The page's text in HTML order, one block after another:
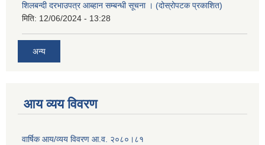
शिलबन्दी दरभाउपत्र आब्हान सम्बन्धी सूचना । (दोस्रोपटक प्रकाशित)
मिति: 12/06/2024 - 13:28
अन्य
आय व्यय विवरण
वार्षिक आय/व्यय विवरण आ.व. २०८०।८१